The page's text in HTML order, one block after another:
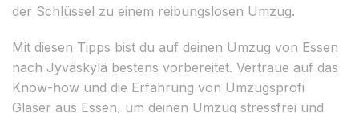
der Schlüssel zu einem reibungslosen Umzug.
Mit diesen Tipps bist du auf deinen Umzug von Essen
nach Jyväskylä bestens vorbereitet. Vertraue auf das
Know-how und die Erfahrung von Umzugsprofi
Glaser aus Essen, um deinen Umzug stressfrei und